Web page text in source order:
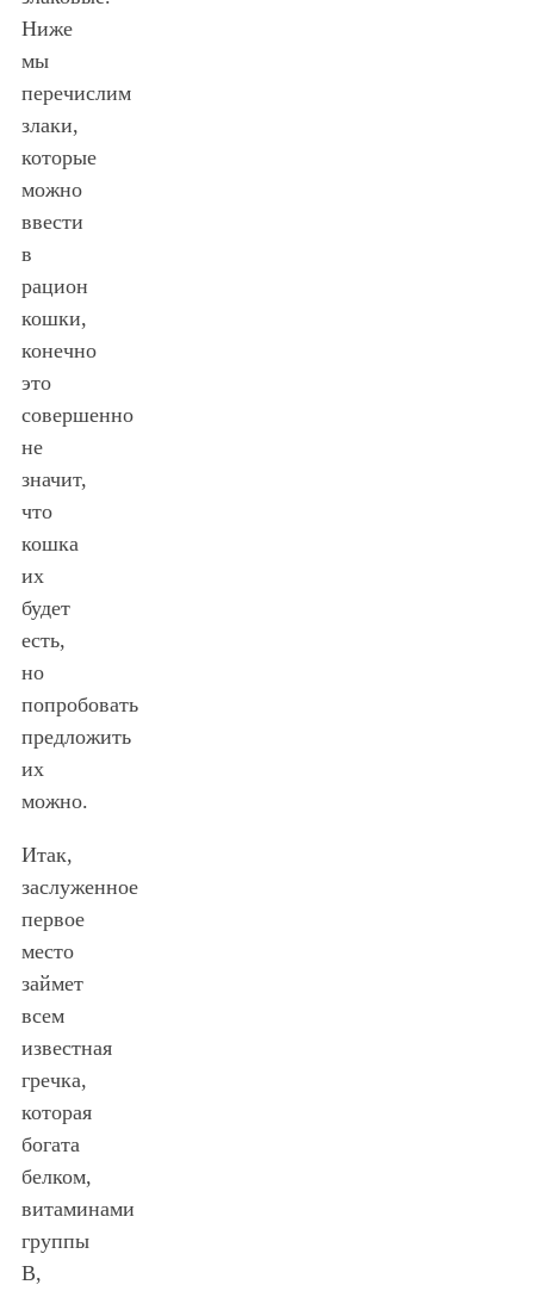
Ниже
мы
перечислим
злаки,
которые
можно
ввести
в
рацион
кошки,
конечно
это
совершенно
не
значит,
что
кошка
их
будет
есть,
но
попробовать
предложить
их
можно.
Итак,
заслуженное
первое
место
займет
всем
известная
гречка,
которая
богата
белком,
витаминами
группы
В,